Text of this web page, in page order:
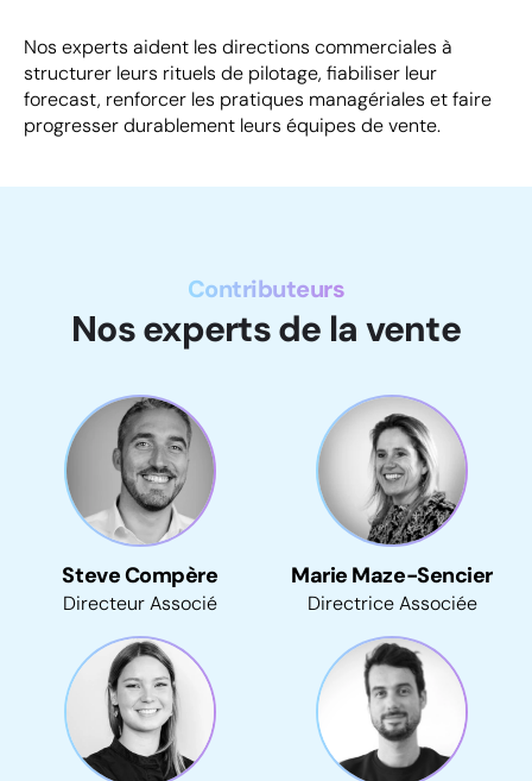
Nos experts aident les directions commerciales à
structurer leurs rituels de pilotage, fiabiliser leur
forecast, renforcer les pratiques managériales et faire
progresser durablement leurs équipes de vente.
Contributeurs
Nos experts de la vente
Steve Compère
Directeur Associé
Marie Maze-Sencier
Directrice Associée